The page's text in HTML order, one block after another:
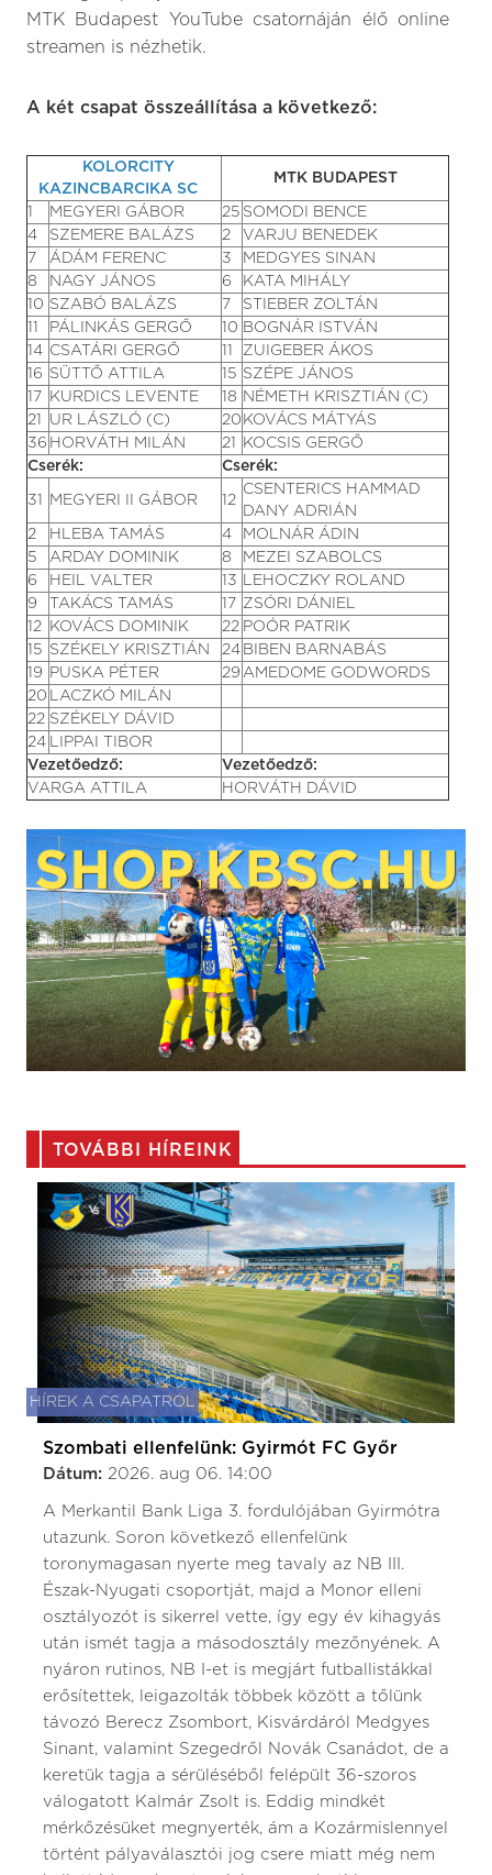
MTK Budapest YouTube csatornáján élő online
streamen is nézhetik.
A két csapat összeállítása a következő:
KOLORCITY
KAZINCBARCIKA SC
MTK BUDAPEST
1 MEGYERI GÁBOR 25 SOMODI BENCE
4
SZEMERE BALÁZS 2
VARJU BENEDEK
7
ÁDÁM FERENC 3
MEDGYES SINAN
8
NAGY JÁNOS 6
KATA MIHÁLY
10 SZABÓ BALÁZS 7
STIEBER ZOLTÁN
11
PÁLINKÁS GERGŐ 10 BOGNÁR ISTVÁN
14 CSATÁRI GERGŐ 11
ZUIGEBER ÁKOS
16 SÜTTŐ ATTILA 15 SZÉPE JÁNOS
17
KURDICS LEVENTE 18 NÉMETH KRISZTIÁN (C)
21
UR LÁSZLÓ (C) 20 KOVÁCS MÁTYÁS
36 HORVÁTH MILÁN 21
KOCSIS GERGŐ
Cserék:
Cserék:
31 MEGYERI II GÁBOR 12
CSENTERICS HAMMAD
DANY ADRIÁN
2
HLEBA TAMÁS 4
MOLNÁR ÁDIN
5
ARDAY DOMINIK 8
MEZEI SZABOLCS
6
HEIL VALTER 13 LEHOCZKY ROLAND
9
TAKÁCS TAMÁS 17 ZSÓRI DÁNIEL
12
KOVÁCS DOMINIK 22 POÓR PATRIK
15 SZÉKELY KRISZTIÁN 24 BIBEN BARNABÁS
19
PUSKA PÉTER 29 AMEDOME GODWORDS
20 LACZKÓ MILÁN
22 SZÉKELY DÁVID
24 LIPPAI TIBOR
Vezetőedző:
Vezetőedző:
VARGA ATTILA
HORVÁTH DÁVID
TOVÁBBI HÍREINK
HÍREK A CSAPATRÓL
Szombati ellenfelünk: Gyirmót FC Győr
Dátum: 2026. aug 06. 14:00
A Merkantil Bank Liga 3. fordulójában Gyirmótra
utazunk. Soron következő ellenfelünk
toronymagasan nyerte meg tavaly az NB III.
Észak-Nyugati csoportját, majd a Monor elleni
osztályozót is sikerrel vette, így egy év kihagyás
után ismét tagja a másodosztály mezőnyének. A
nyáron rutinos, NB I-et is megjárt futballistákkal
erősítettek, leigazolták többek között a tőlünk
távozó Berecz Zsombort, Kisvárdáról Medgyes
Sinant, valamint Szegedről Novák Csanádot, de a
keretük tagja a sérüléséből felépült 36-szoros
válogatott Kalmár Zsolt is. Eddig mindkét
mérkőzésüket megnyerték, ám a Kozármislennyel
történt pályaválasztói jog csere miatt még nem